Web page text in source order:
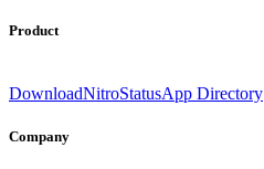
Product
DownloadNitroStatusApp Directory
Company